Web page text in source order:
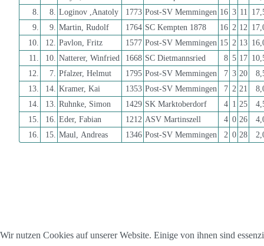
8.
8. Loginov ,Anatoly 1773 Post-SV Memmingen 16 3 11
9.
9. Martin, Rudolf 1764 SC Kempten 1878 16 2 12
10.
12. Pavlon, Fritz 1577 Post-SV Memmingen 15 2 13
11.
10. Natterer, Winfried 1668 SC Dietmannsried 8 5 17
12.
7. Pfalzer, Helmut 1795 Post-SV Memmingen 7 3 20
13.
14. Kramer, Kai 1353 Post-SV Memmingen 7 2 21
14.
13. Ruhnke, Simon 1429 SK Marktoberdorf 4 1 25
15.
16. Eder, Fabian 1212 ASV Martinszell 4 0 26
16.
15. Maul, Andreas 1346 Post-SV Memmingen 2 0 28
Wir nutzen Cookies auf unserer Website. Einige von ihnen sind